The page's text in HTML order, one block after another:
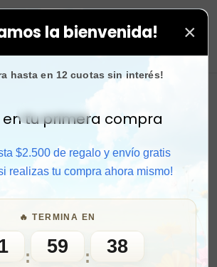
la bienvenida! ×
hasta en 12 cuotas sin interés!
Activar sonido
tu primera compra
$2.500 de regalo y envío gratis
realizas tu compra ahora mismo!
🔥 TERMINA EN
: 59 :
36
⚡ Compra rápido y